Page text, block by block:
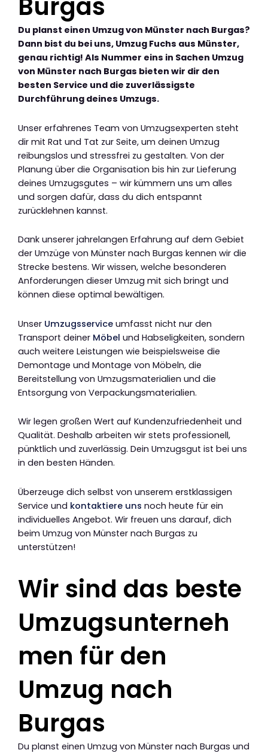
Burgas
Du planst einen Umzug von Münster nach Burgas?
Dann bist du bei uns, Umzug Fuchs aus Münster,
genau richtig! Als Nummer eins in Sachen Umzug
von Münster nach Burgas bieten wir dir den
besten Service und die zuverlässigste
Durchführung deines Umzugs.
Unser erfahrenes Team von Umzugsexperten steht
dir mit Rat und Tat zur Seite, um deinen Umzug
reibungslos und stressfrei zu gestalten. Von der
Planung über die Organisation bis hin zur Lieferung
deines Umzugsgutes – wir kümmern uns um alles
und sorgen dafür, dass du dich entspannt
zurücklehnen kannst.
Dank unserer jahrelangen Erfahrung auf dem Gebiet
der Umzüge von Münster nach Burgas kennen wir die
Strecke bestens. Wir wissen, welche besonderen
Anforderungen dieser Umzug mit sich bringt und
können diese optimal bewältigen.
Unser Umzugsservice umfasst nicht nur den
Transport deiner Möbel und Habseligkeiten, sondern
auch weitere Leistungen wie beispielsweise die
Demontage und Montage von Möbeln, die
Bereitstellung von Umzugsmaterialien und die
Entsorgung von Verpackungsmaterialien.
Wir legen großen Wert auf Kundenzufriedenheit und
Qualität. Deshalb arbeiten wir stets professionell,
pünktlich und zuverlässig. Dein Umzugsgut ist bei uns
in den besten Händen.
Überzeuge dich selbst von unserem erstklassigen
Service und kontaktiere uns noch heute für ein
individuelles Angebot. Wir freuen uns darauf, dich
beim Umzug von Münster nach Burgas zu
unterstützen!
Wir sind das beste
Umzugsunterneh
men für den
Umzug nach
Burgas
Du planst einen Umzug von Münster nach Burgas und